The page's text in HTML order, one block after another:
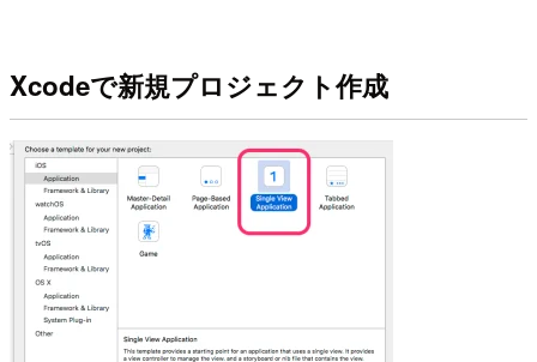
Xcodeで新規プロジェクト作成